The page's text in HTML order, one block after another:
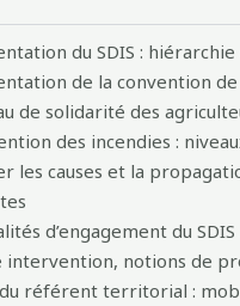
du SDIS :
de la convention
de solidarité des
des incendies :
les causes et la
d’engagement du
intervention, notions de
référent territorial :